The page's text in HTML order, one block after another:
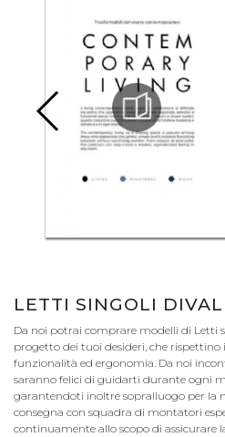
LETTI SINGOLI
Da noi potrai comprare modelli di Letti
progetto dei tuoi desideri, che
funzionalità ed ergonomia. Da noi
saranno felici di guidarti durante ogni
garantendoti inoltre sopralluogo per la
consegna con squadra di montatori
continuamente allo scopo di assicurare